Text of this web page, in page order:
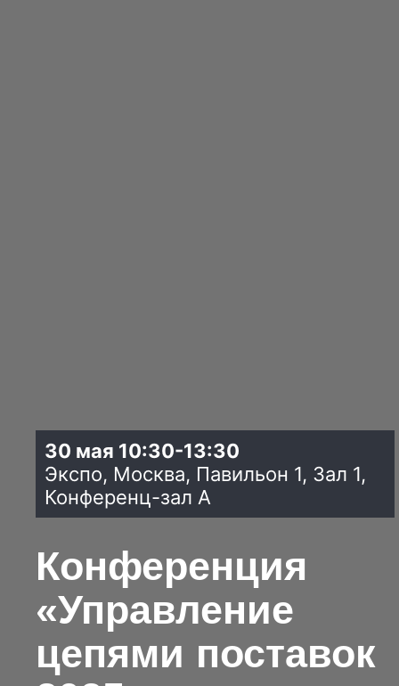
30 мая 10:30-13:30
Экспо, Москва, Павильон 1, Зал 1,
Конференц-зал А
Конференция
«Управление
цепями поставок